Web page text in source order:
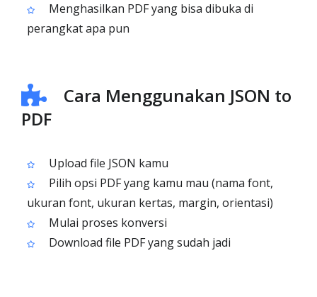
Menghasilkan PDF yang bisa dibuka di
perangkat apa pun
Cara Menggunakan JSON to
PDF
Upload file JSON kamu
Pilih opsi PDF yang kamu mau (nama font,
ukuran font, ukuran kertas, margin, orientasi)
Mulai proses konversi
Download file PDF yang sudah jadi